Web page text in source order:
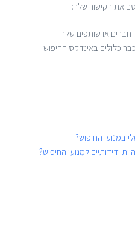
את הקישור שלך:
או שותפים שלך
כלולים באינדקס החיפוש
במנועי החיפוש?
ידידותיים למנועי החיפוש?